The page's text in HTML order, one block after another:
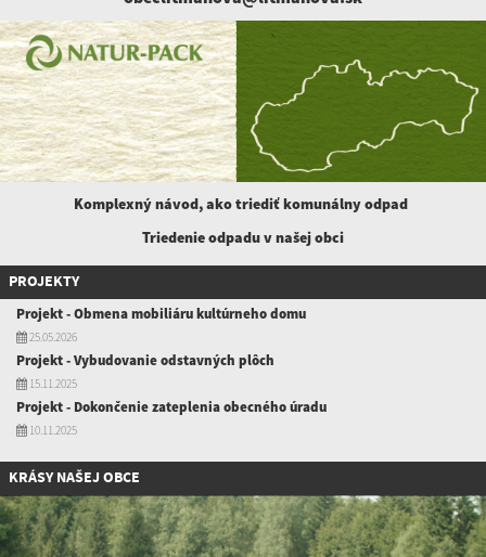
Komplexný návod, ako triediť komunálnyodpad
Triedenie odpadu v našej obci
PROJEKTY
Projekt - Obmena mobiliáru kultúrneho domu
25.05.2026
Projekt - Vybudovanie odstavných plôch
15.11.2025
Projekt - Dokončenie zateplenia obecného úradu
10.11.2025
KRÁSY NAŠEJ OBCE